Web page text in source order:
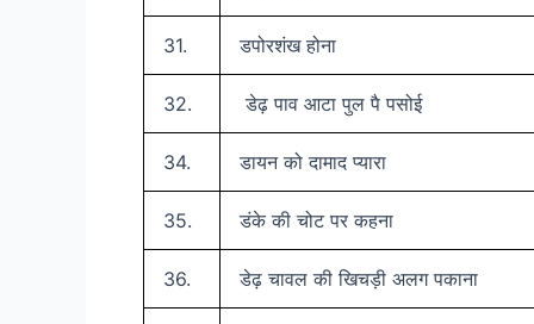
31. डपोरशंख होना
32. डेढ़ पाव आटा पुल पै पसोई
34. डायन को दामाद प्यारा
35. डंके की चोट पर कहना
36. डेढ़ चावल की खिचड़ी अलग पकाना